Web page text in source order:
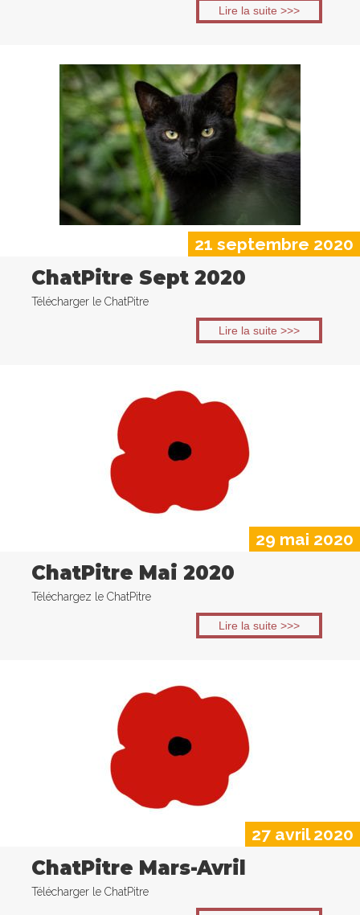
Lire la suite >>>
21 septembre 2020
ChatPitre Sept 2020
Télécharger le ChatPitre
Lire la suite >>>
29 mai 2020
ChatPitre Mai 2020
Téléchargez le ChatPitre
Lire la suite >>>
27 avril 2020
ChatPitre Mars-Avril
Télécharger le ChatPitre